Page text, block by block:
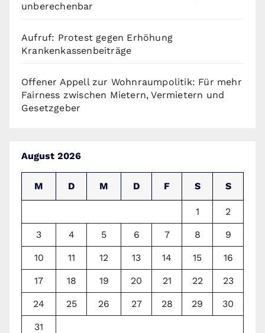
unberechenbar
Aufruf: Protest gegen Erhöhung
Krankenkassenbeiträge
Offener Appell zur Wohnraumpolitik: Für mehr
Fairness zwischen Mietern, Vermietern und
Gesetzgeber
August 2026
M D M D F S S
1 2
3 4 5 6 7 8 9
10 11 12 13 14 15 16
17 18 19 20 21 22 23
24 25 26 27 28 29 30
31